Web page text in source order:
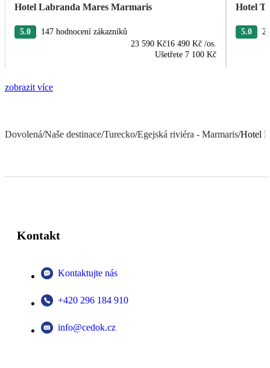
Hotel Labranda Mares Marmaris
5.0
147 hodnocení zákazníků
23 590 Kč16 490 Kč /os.
Ušetřete 7 100 Kč
Hotel
5.0
zobrazit více
Dovolená/Naše destinace/Turecko/Egejská riviéra - Marmaris/Hotel
Kontakt
Kontaktujte nás
+420 296 184 910
info@cedok.cz